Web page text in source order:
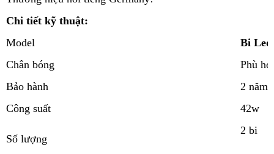
Chi tiết kỹ thuật:
Model
Bi
Chân bóng
Phù
Bảo hành
2 năm
Công suất
42w
Số lượng
2 bi